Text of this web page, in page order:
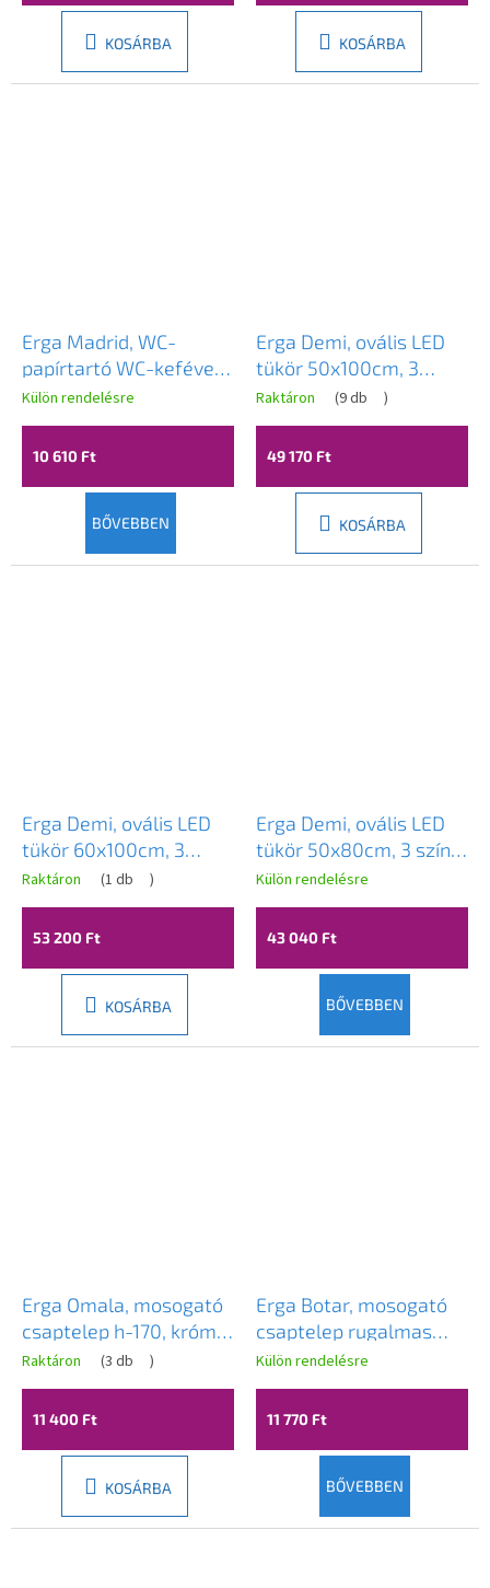
KOSÁRBA KOSÁRBA
Erga Madrid, WC-
papírtartó WC-kefével
és papíradagolóval, 3 az
1-ben, fehér-
natúrbarna, ERG-YKA-
Külön rendelésre
10 610 Ft
BŐVEBBEN
Erga Demi, ovális LED
tükör 50x100cm, 3
fényszín, elülső
világítás, páramentes
fűtőpárna, ERG-V01-
Raktáron (9 db )
49 170 Ft
KOSÁRBA
Erga Demi, ovális LED
tükör 60x100cm, 3
színű fény, első
világítás, páramentes
fűtőbetét, ERG-V01-
Raktáron (1 db )
53 200 Ft
KOSÁRBA
Erga Demi, ovális LED
tükör 50x80cm, 3 színű
fény, első világítás,
páramentes fűtőbetét,
ERG-V01-Demi-5080-
Külön rendelésre
43 040 Ft
BŐVEBBEN
Erga Omala, mosogató
csaptelep h-170, króm,
ERG-YKA-BU.OMALA24-
CHR
Raktáron (3 db )
11 400 Ft
KOSÁRBA
Erga Botar, mosogató
csaptelep rugalmas
kifolyóval, fekete-króm,
ERG-YKA-BZ.BOTAR-
BLK
Külön rendelésre
11 770 Ft
BŐVEBBEN